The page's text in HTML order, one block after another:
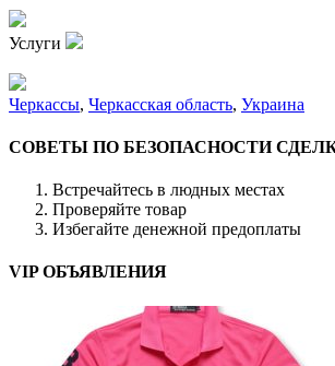
Услуги
Черкассы, Черкасская область, Украина
СОВЕТЫ ПО БЕЗОПАСНОСТИ
Встречайтесь в людных местах
Проверяйте товар
Избегайте денежной предоплаты
VIP ОБЪЯВЛЕНИЯ